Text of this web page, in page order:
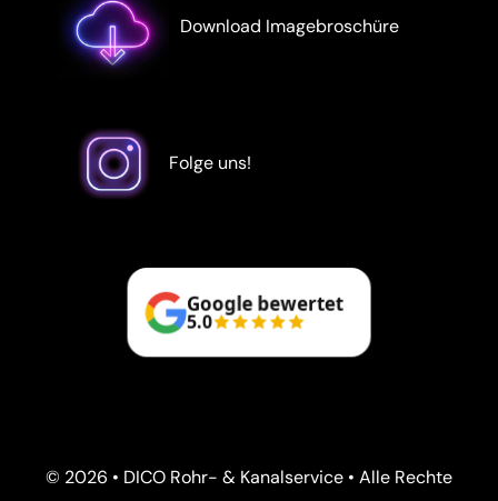
Download Imagebroschüre
Folge uns!
Google bewertet
5.0
© 2026 • DICO Rohr- & Kanalservice • Alle Rechte